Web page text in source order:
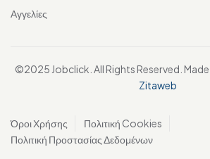
Αγγελίες
©2025 Jobclick. All Rights Reserved.
Zitaweb
Όροι Χρήσης
Πολιτική Cookies
Πολιτική Προστασίας Δεδομένων